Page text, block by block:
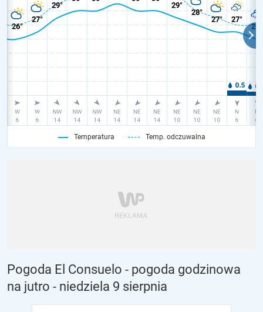
Temperatura Temp. odczuwalna
Pogoda El Consuelo - pogoda godzinowa
na jutro - niedziela 9 sierpnia